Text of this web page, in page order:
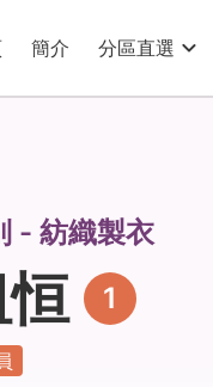
簡介 分區直選
- 紡織製衣
恒 1